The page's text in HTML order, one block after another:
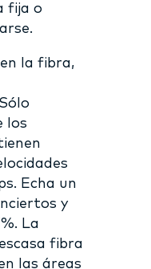
fija o
la fibra,
los
Echa un
y
La
fibra
las áreas